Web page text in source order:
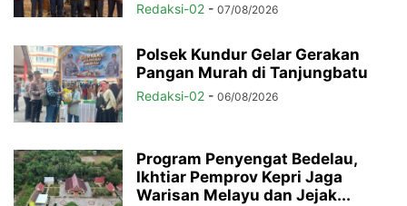
Redaksi-02 - 07/08/2026
Polsek Kundur Gelar Gerakan
Pangan Murah di Tanjungbatu
Redaksi-02 - 06/08/2026
Program Penyengat Bedelau,
Ikhtiar Pemprov Kepri Jaga
Warisan Melayu dan Jejak...